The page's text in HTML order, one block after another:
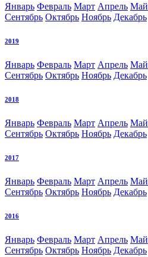
Январь Февраль Март Апрель Май
Сентябрь Октябрь Ноябрь Декабрь
2019
Январь Февраль Март Апрель Май
Сентябрь Октябрь Ноябрь Декабрь
2018
Январь Февраль Март Апрель Май
Сентябрь Октябрь Ноябрь Декабрь
2017
Январь Февраль Март Апрель Май
Сентябрь Октябрь Ноябрь Декабрь
2016
Январь Февраль Март Апрель Май
Сентябрь Октябрь Ноябрь Декабрь